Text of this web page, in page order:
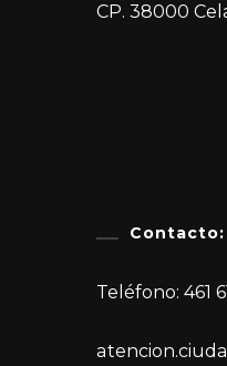
CP. 38000
Contacto:
Teléfono: 461